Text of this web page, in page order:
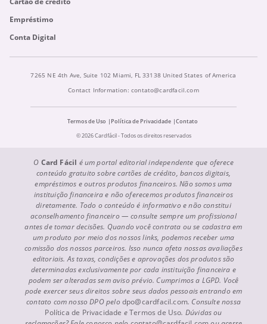
Empréstimo
Conta Digital
7265 NE 4th Ave, Suite 102 Miami, FL 33138 United States of America
Contact Information: contato@cardfacil.com
Termos de Uso Política de Privacidade
Contato
© 2026 Cardfácil - Todos os direitos reservados
O Card Fácil é um portal editorial independente que oferece
conteúdo gratuito sobre cartões de crédito, bancos digitais,
empréstimos e outros produtos financeiros. Não somos uma
instituição financeira e não oferecemos produtos financeiros
diretamente. Todo o conteúdo é informativo e não constitui
aconselhamento financeiro — consulte sempre um profissional
antes de tomar decisões. Quando você contrata ou se cadastra em
um produto por meio dos nossos links, podemos receber uma
comissão dos nossos parceiros. Isso nunca afeta nossas avaliações
editoriais. As taxas, condições e aprovações dos produtos são
determinadas exclusivamente por cada instituição financeira e
podem ser alteradas sem aviso prévio. Cumprimos a LGPD. Você
pode exercer seus direitos sobre seus dados pessoais entrando em
contato com nosso DPO pelo dpo@cardfacil.com. Consulte nossa
Política de Privacidade eTermos de Uso. Dúvidas ou